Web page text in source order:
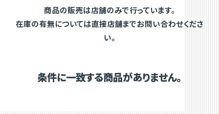
商品の販売は店舗のみで行っています。
在庫の有無については直接店舗までお問い合わせくださ
い。
条件に一致する商品がありません。